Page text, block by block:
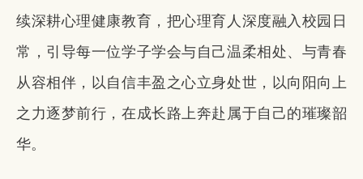
续深耕心理健康教育，把心理育人深度融入校园日
常，引导每一位学子学会与自己温柔相处、与青春
从容相伴，以自信丰盈之心立身处世，以向阳向上
之力逐梦前行，在成长路上奔赴属于自己的璀璨韶
华。